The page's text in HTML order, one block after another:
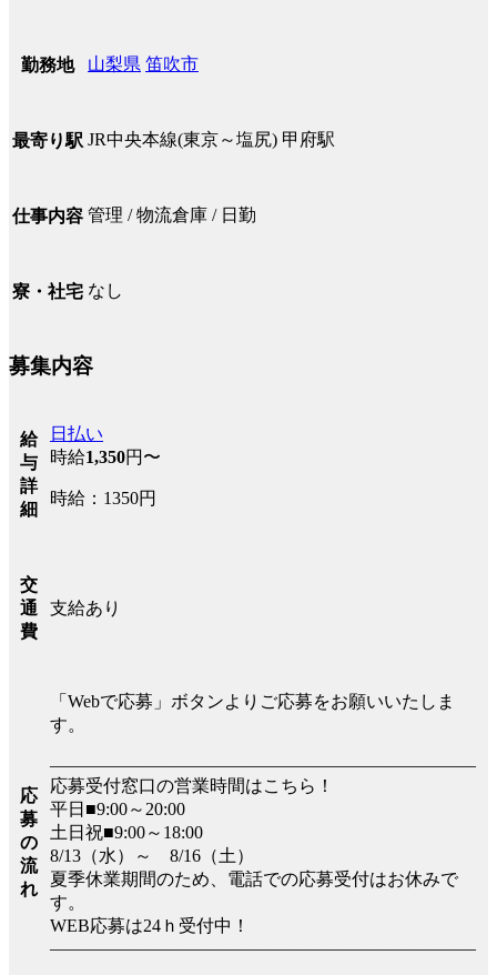
勤務地 山梨県 笛吹市
最寄り駅 JR中央本線(東京～塩尻) 甲府駅
仕事内容 管理 / 物流倉庫 / 日勤
寮・社宅 なし
募集内容
給
与
詳
細
日払い
時給1,350円〜
時給：1350円
交
通
費
支給あり
応
募
の
流
れ
「Webで応募」ボタンよりご応募をお願いいたしま
す。
――――――――――――――――――――――――
応募受付窓口の営業時間はこちら！
平日■9:00～20:00
土日祝■9:00～18:00
8/13（水）～ 8/16（土）
夏季休業期間のため、電話での応募受付はお休みで
す。
WEB応募は24ｈ受付中！
――――――――――――――――――――――――